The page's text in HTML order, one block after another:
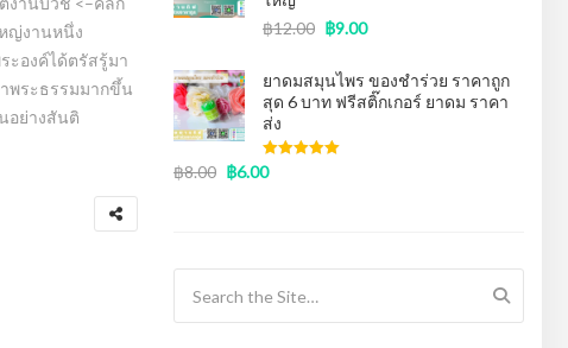
ญ่งานหนึ่ง
ะองค์ได้ตรัสรู้มา
พระธรรมมากขึ้น
อย่างสันติ
฿12.00 ฿9.00
ยาดมสมุนไพร ของชำร่วย ราคาถูก
สุด 6 บาท ฟรีสติ๊กเกอร์ ยาดม ราคา
ส่ง
Rated
out of 5
฿8.00 ฿6.00